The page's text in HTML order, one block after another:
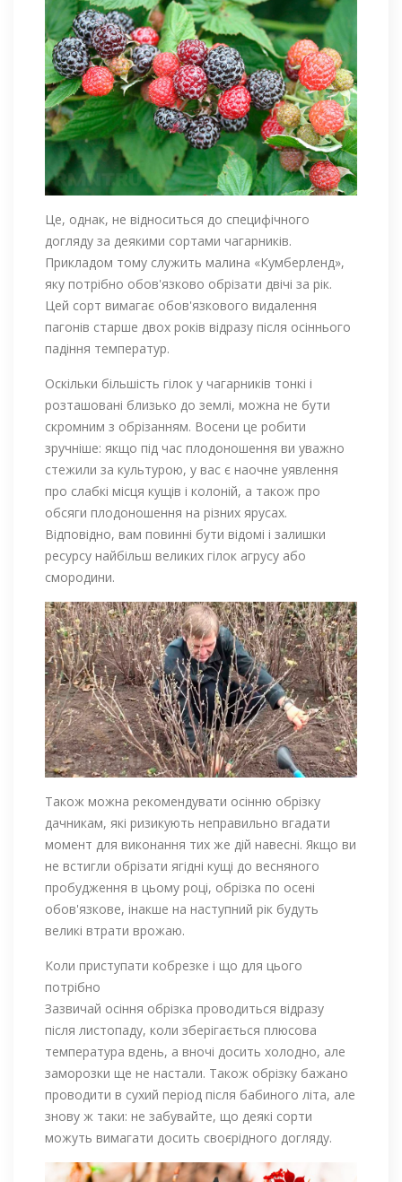
Це, однак, не відноситься до специфічного
догляду за деякими сортами чагарників.
Прикладом тому служить малина «Кумберленд»,
яку потрібно обов'язково обрізати двічі за рік.
Цей сорт вимагає обов'язкового видалення
пагонів старше двох років відразу після осіннього
падіння температур.
Оскільки більшість гілок у чагарників тонкі і
розташовані близько до землі, можна не бути
скромним з обрізанням. Восени це робити
зручніше: якщо під час плодоношення ви уважно
стежили за культурою, у вас є наочне уявлення
про слабкі місця кущів і колоній, а також про
обсяги плодоношення на різних ярусах.
Відповідно, вам повинні бути відомі і залишки
ресурсу найбільш великих гілок агрусу або
смородини.
Також можна рекомендувати осінню обрізку
дачникам, які ризикують неправильно вгадати
момент для виконання тих же дій навесні. Якщо ви
не встигли обрізати ягідні кущі до весняного
пробудження в цьому році, обрізка по осені
обов'язкове, інакше на наступний рік будуть
великі втрати врожаю.
Коли приступати кобрезке і що для цього
потрібно
Зазвичай осіння обрізка проводиться відразу
після листопаду, коли зберігається плюсова
температура вдень, а вночі досить холодно, але
заморозки ще не настали. Також обрізку бажано
проводити в сухий період після бабиного літа, але
знову ж таки: не забувайте, що деякі сорти
можуть вимагати досить своєрідного догляду.